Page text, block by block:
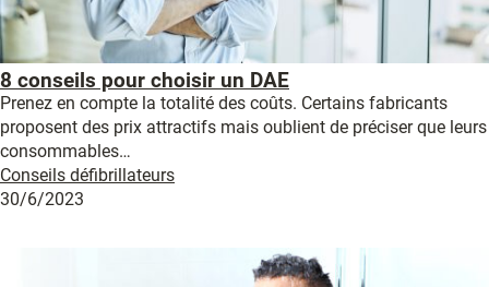
8 conseils pour choisir un DAE
Prenez en compte la totalité des coûts. Certains fabricants
proposent des prix attractifs mais oublient de préciser que leurs
consommables…
Conseils défibrillateurs
30/6/2023